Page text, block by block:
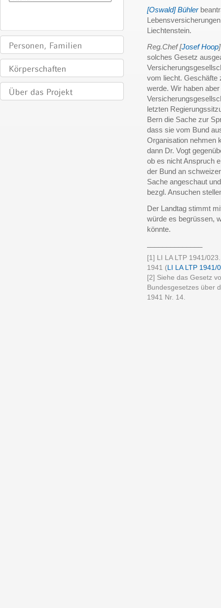
[Oswald] Bühler
Liechtenstein.
Reg.Chef [Josef Hoop]
solches Gesetz
vom liecht. Geschäfte
werde. Wir haben
letzten
Bern die Sache zur
dass sie vom Bund
Organisation nehmen
dann Dr. Vogt
ob es nicht Anspruch
der Bund an
Sache angeschaut
bezgl. Ansuchen
Der Landtag stimmt
würde es begrüssen,
könnte.
[1] LI LA LTP 1941/
1941 (LI LA LTP 1941/
[2] Siehe das Gesetz
Bundesgesetzes über
1941 Nr. 14.